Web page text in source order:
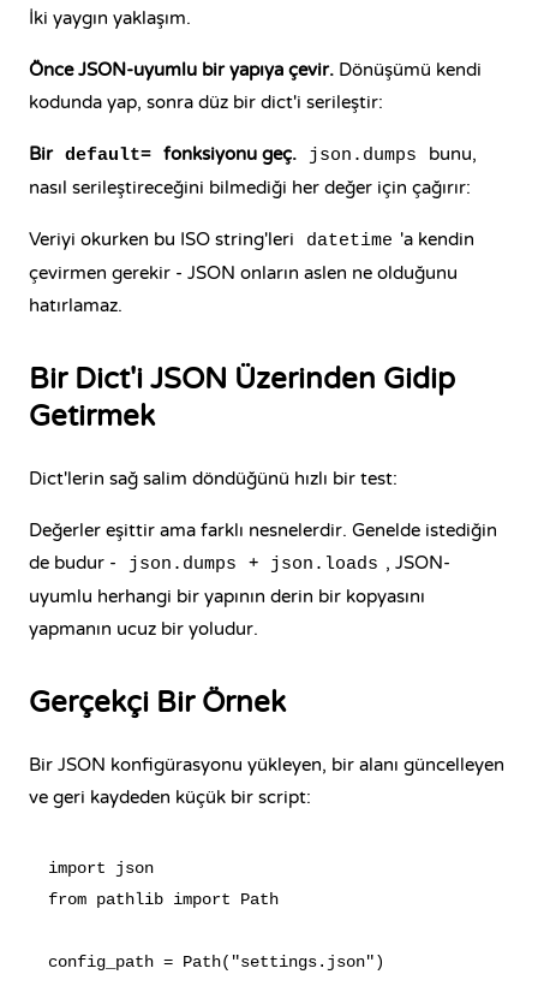
İki yaygın yaklaşım.
Önce JSON-uyumlu bir yapıya çevir. Dönüşümü kendi
kodunda yap, sonra düz bir dict'i serileştir:
Bir default= fonksiyonu geç. json.dumps
bunu,
nasıl serileştireceğini bilmediği her değer için çağırır:
Veriyi okurken bu ISO string'leri datetime 'a kendin
çevirmen gerekir - JSON onların aslen ne olduğunu
hatırlamaz.
Bir Dict'i JSON Üzerinden Gidip
Getirmek
Dict'lerin sağ salim döndüğünü hızlı bir test:
Değerler eşittir ama farklı nesnelerdir. Genelde istediğin
de budur -
json.dumps + json.loads , JSON-
uyumlu herhangi bir yapının derin bir kopyasını
yapmanın ucuz bir yoludur.
Gerçekçi Bir Örnek
Bir JSON konfigürasyonu yükleyen, bir alanı güncelleyen
ve geri kaydeden küçük bir script:
import json
from pathlib import Path
config_path = Path("settings.json")